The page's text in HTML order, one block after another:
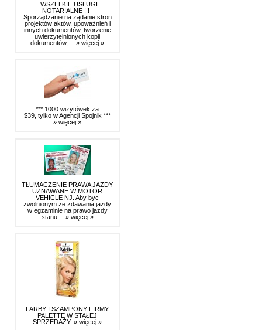
WSZELKIE USŁUGI
NOTARIALNE !!!
Sporządzanie na żądanie stron
projektów aktów, upoważnień i
innych dokumentów, tworzenie
uwierzytelnionych kopii
dokumentów,… » więcej »
*** 1000 wizytówek za
$39, tylko w Agencji Spojnik ***
» więcej »
TŁUMACZENIE PRAWA JAZDY
UZNAWANE W MOTOR
VEHICLE NJ. Aby byc
zwolnionym ze zdawania jazdy
w egzaminie na prawo jazdy
stanu… » więcej »
FARBY I SZAMPONY FIRMY
PALETTE W STAŁEJ
SPRZEDAŻY. » więcej »